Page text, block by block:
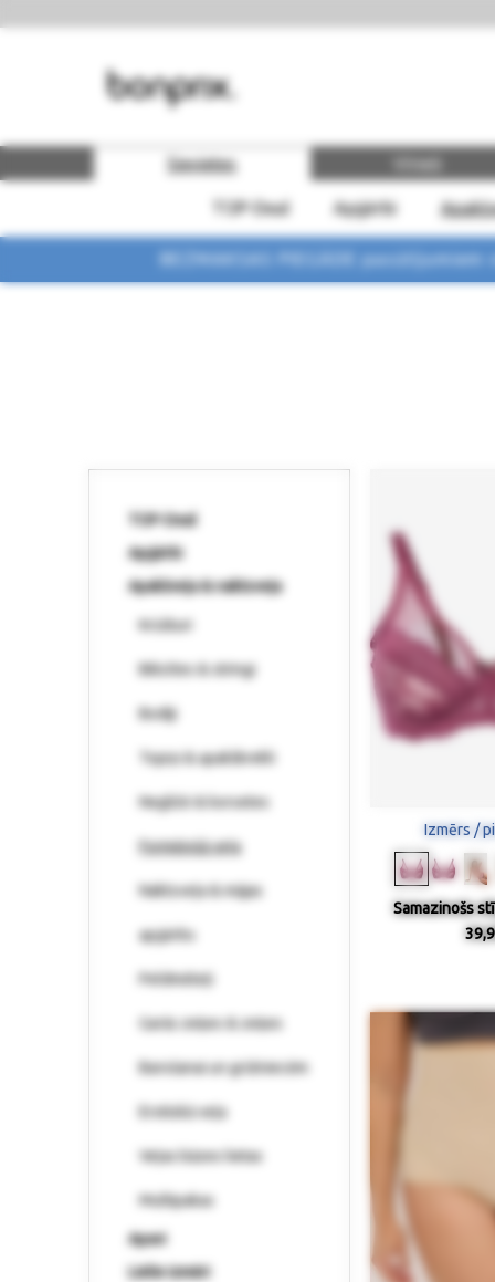
Sievietes
TOP-Deal Apģērbi
Vīrieši
BEZMAKSAS PIEGĀDE pasūtījumiem
TOP-Deal
Apģērbi
Apakšveļa & naktsveļa
Krūšturi
Biksītes & stringi
Bodiji
Topiņi & apakškrekli
Negližē & korsetes
Formējošā veļa
Naktsveļa & mājas
apģērbs
Peldmēteļi
Garās zeķes & zeķes
Barošanai un grūtniecēm
Erotiskā veļa
Veļas bāzes lietas
Multipakas
Apavi
Lielie izmēri
Izmērs /
Samazinošs